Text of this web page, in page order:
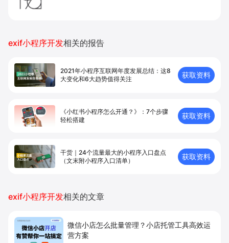
exif小程序开发相关的报告
2021年小程序互联网年度发展总结：这8
大变化和6大趋势值得关注
获取资料
《小红书小程序怎么开通？》：7个步骤
轻松搭建
获取资料
干货｜24个流量最大的小程序入口盘点
（文末附小程序入口清单）
获取资料
exif小程序开发相关的文章
微信小店怎么批量管理？小店托管工具高效运
营方案